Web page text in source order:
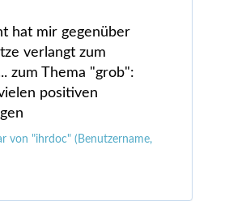
hat mir gegenüber
verlangt zum
zum Thema "grob":
positiven
von "ihrdoc" (Benutzername,